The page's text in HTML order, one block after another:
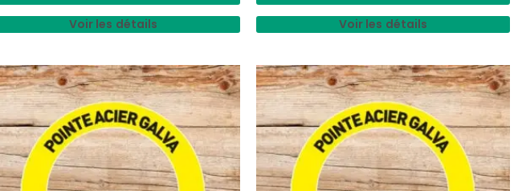
Voir les détails Voir les détails